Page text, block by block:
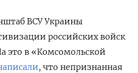
ВСУ Украины
российских войск
это в «Комсомольской
, что непризнанная